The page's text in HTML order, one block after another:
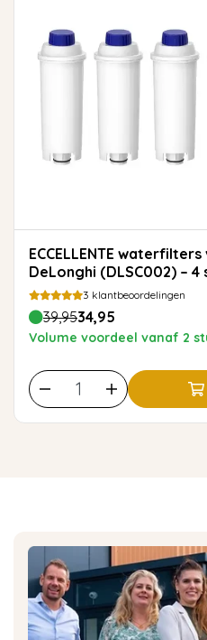
ECCELLENTE waterfilters voor
DeLonghi (DLSC002) – 4
3 klantbeoordelingen
39,9534,95
Volume voordeel vanaf 2